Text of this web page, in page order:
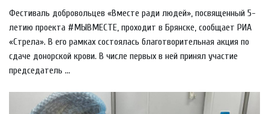
Фестиваль добровольцев «Вместе ради людей», посвященный 5-
летию проекта #МЫВМЕСТЕ, проходит в Брянске, сообщает РИА
«Стрела». В его рамках состоялась благотворительная акция по
сдаче донорской крови. В числе первых в ней принял участие
председатель ...